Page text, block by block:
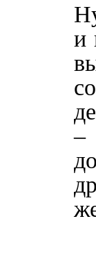
и
–